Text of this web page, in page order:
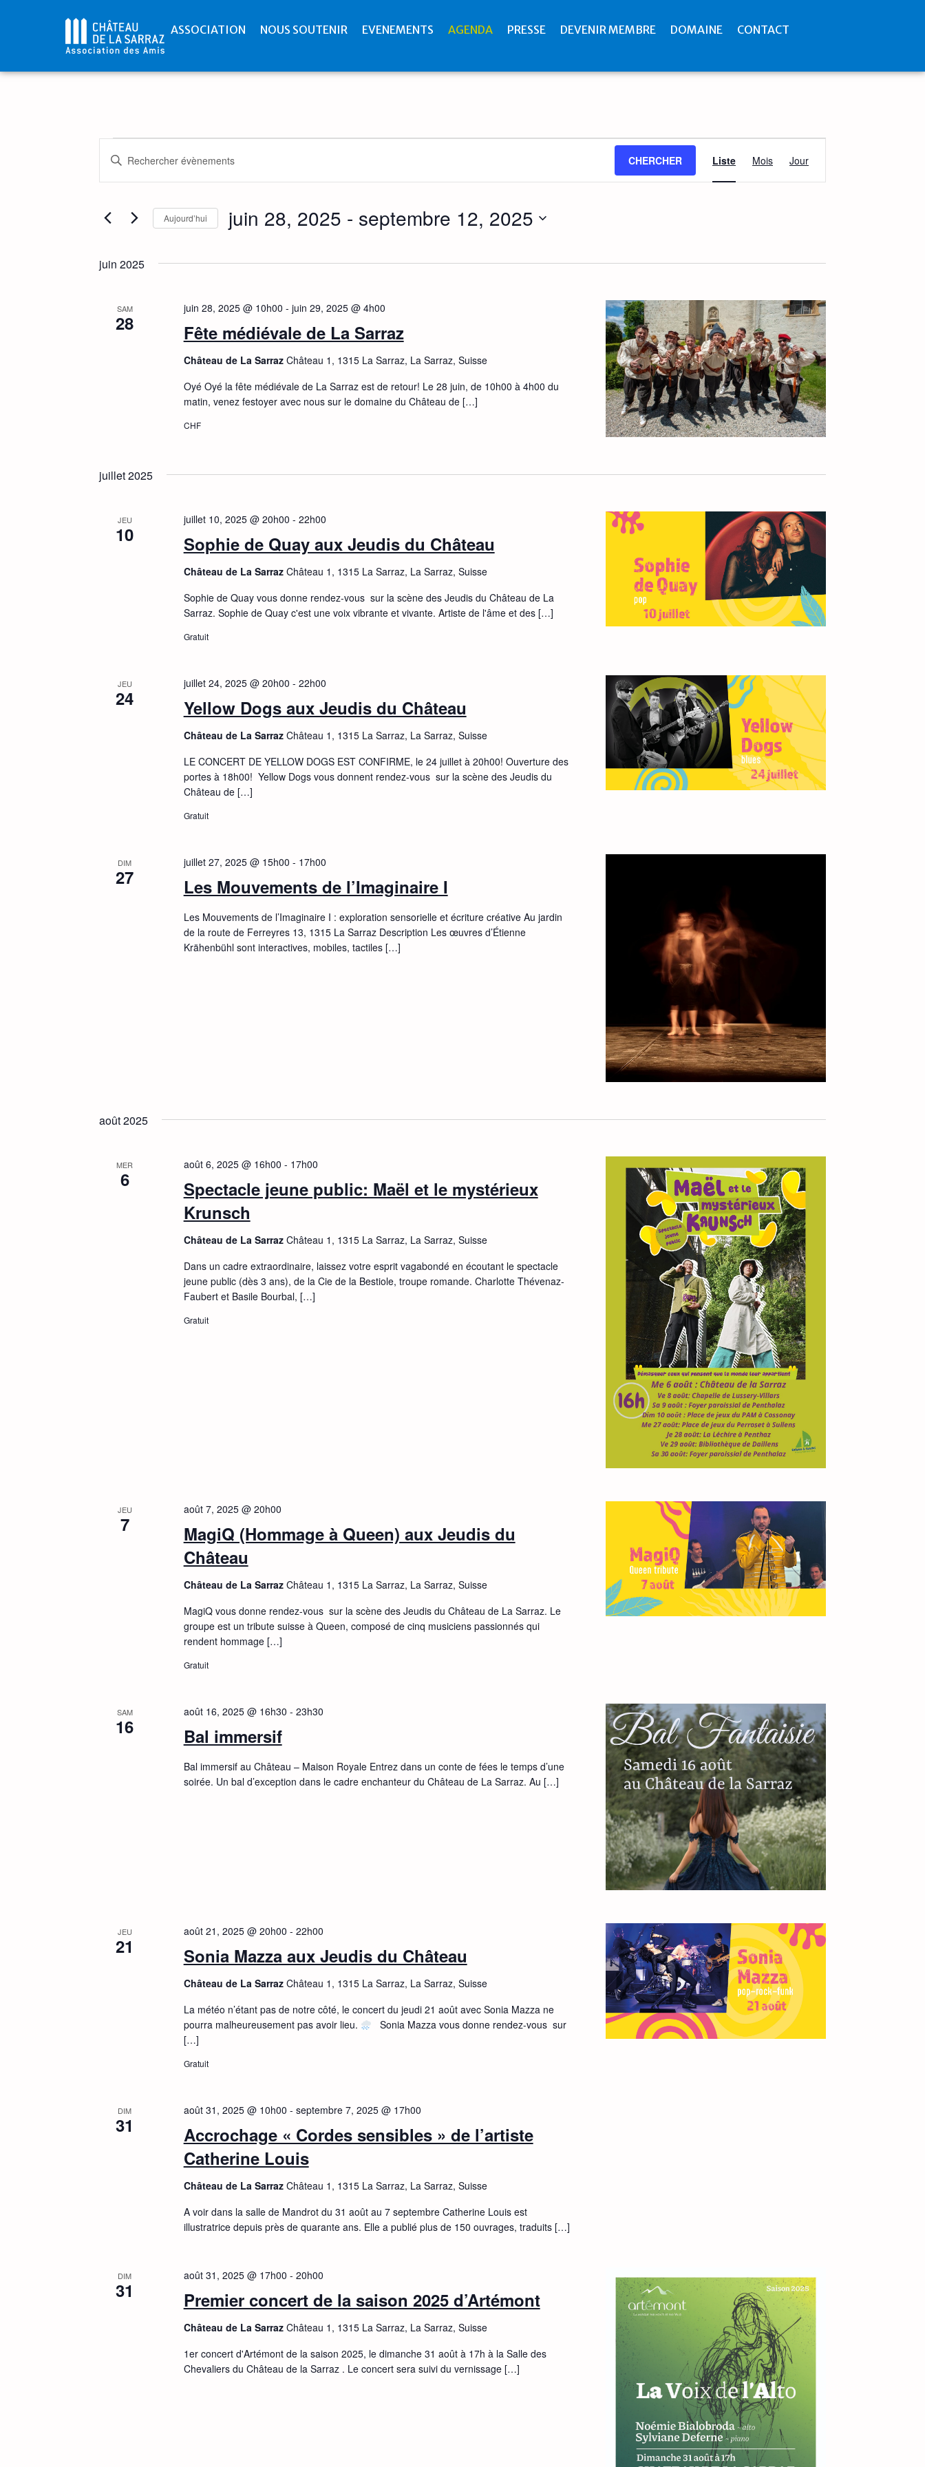
ASSOCIATION NOUS SOUTENIR EVENEMENTS AGENDA PRESSE DEVENIR MEMBRE DOMAINE CONTACT
Recherche
et
navigation
de
vues
Saisir
mot-
Rechercher
mot-
CHERCHER
de
vues
Liste Mois Jour
Aujourd’hui juin 28, 2025 - septembre 12, 2025
juin 2025
SAM
28 Fête médiévale de La Sarraz
juin 28, 2025 @ 10h00 - juin 29, 2025 @ 4h00
Château de La Sarraz Château 1, 1315 La Sarraz, La Sarraz, Suisse
Oyé Oyé la fête médiévale de La Sarraz est de retour! Le 28 juin, de 10h00 à 4h00 du
matin, venez festoyer avec nous sur le domaine du Château de […]
CHF
juillet 2025
JEU
10 Sophie de Quay aux Jeudis du Château
juillet 10, 2025 @ 20h00 - 22h00
Château de La Sarraz Château 1, 1315 La Sarraz, La Sarraz, Suisse
Sophie de Quay vous donne rendez-vous sur la scène des Jeudis du Château de La
Sarraz. Sophie de Quay c'est une voix vibrante et vivante. Artiste de l'âme et des […]
Gratuit
JEU
24 Yellow Dogs aux Jeudis du Château
juillet 24, 2025 @ 20h00 - 22h00
Château de La Sarraz Château 1, 1315 La Sarraz, La Sarraz, Suisse
LE CONCERT DE YELLOW DOGS EST CONFIRME, le 24 juillet à 20h00! Ouverture des
portes à 18h00! Yellow Dogs vous donnent rendez-vous sur la scène des Jeudis du
Château de […]
Gratuit
DIM
27 Les Mouvements de l’Imaginaire I
juillet 27, 2025 @ 15h00 - 17h00
Les Mouvements de l’Imaginaire I : exploration sensorielle et écriture créative Au jardin
de la route de Ferreyres 13, 1315 La Sarraz Description Les œuvres d’Étienne
Krähenbühl sont interactives, mobiles, tactiles […]
août 2025
MER
6
Spectacle jeune public: Maël et le mystérieux
Krunsch
août 6, 2025 @ 16h00 - 17h00
Château de La Sarraz Château 1, 1315 La Sarraz, La Sarraz, Suisse
Dans un cadre extraordinaire, laissez votre esprit vagabondé en écoutant le spectacle
jeune public (dès 3 ans), de la Cie de la Bestiole, troupe romande. Charlotte Thévenaz-
Faubert et Basile Bourbal, […]
Gratuit
JEU
7
MagiQ (Hommage à Queen) aux Jeudis du
Château
août 7, 2025 @ 20h00
Château de La Sarraz Château 1, 1315 La Sarraz, La Sarraz, Suisse
MagiQ vous donne rendez-vous sur la scène des Jeudis du Château de La Sarraz. Le
groupe est un tribute suisse à Queen, composé de cinq musiciens passionnés qui
rendent hommage […]
Gratuit
SAM
16 Bal immersif
août 16, 2025 @ 16h30 - 23h30
Bal immersif au Château – Maison Royale Entrez dans un conte de fées le temps d’une
soirée. Un bal d’exception dans le cadre enchanteur du Château de La Sarraz. Au […]
JEU
21 Sonia Mazza aux Jeudis du Château
août 21, 2025 @ 20h00 - 22h00
Château de La Sarraz Château 1, 1315 La Sarraz, La Sarraz, Suisse
La météo n’étant pas de notre côté, le concert du jeudi 21 août avec Sonia Mazza ne
pourra malheureusement pas avoir lieu.
Sonia Mazza vous donne rendez-vous sur
[…]
Gratuit
DIM
31
Accrochage « Cordes sensibles » de l’artiste
Catherine Louis
août 31, 2025 @ 10h00 - septembre 7, 2025 @ 17h00
Château de La Sarraz Château 1, 1315 La Sarraz, La Sarraz, Suisse
A voir dans la salle de Mandrot du 31 août au 7 septembre Catherine Louis est
illustratrice depuis près de quarante ans. Elle a publié plus de 150 ouvrages, traduits […]
DIM
31 Premier concert de la saison 2025 d’Artémont
août 31, 2025 @ 17h00 - 20h00
Château de La Sarraz Château 1, 1315 La Sarraz, La Sarraz, Suisse
1er concert d'Artémont de la saison 2025, le dimanche 31 août à 17h à la Salle des
Chevaliers du Château de la Sarraz . Le concert sera suivi du vernissage […]